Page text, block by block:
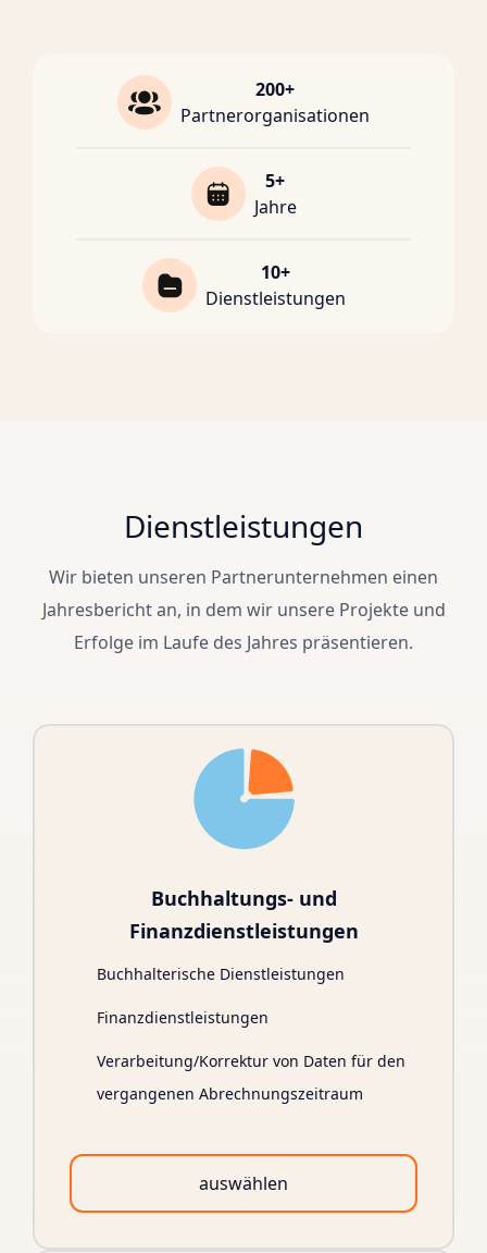
200+
Partnerorganisationen
5+
Jahre
10+
Dienstleistungen
Dienstleistungen
Wir bieten unseren Partnerunternehmen einen
Jahresbericht an, in dem wir unsere Projekte und
Erfolge im Laufe des Jahres präsentieren.
Buchhaltungs- und
Finanzdienstleistungen
Buchhalterische Dienstleistungen
Finanzdienstleistungen
Verarbeitung/Korrektur von Daten für den
vergangenen Abrechnungszeitraum
auswählen